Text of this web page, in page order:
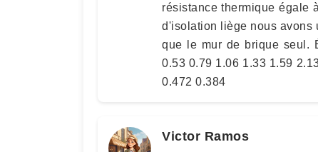
résistance thermique égale
d'isolation liège nous avons
que le mur de brique seul.
0.53 0.79 1.06 1.33 1.59
0.472 0.384
Victor Ramos